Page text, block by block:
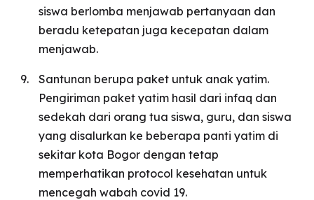
siswa berlomba menjawab pertanyaan dan
beradu ketepatan juga kecepatan dalam
menjawab.
Santunan berupa paket untuk anak yatim.
Pengiriman paket yatim hasil dari infaq dan
sedekah dari orang tua siswa, guru, dan siswa
yang disalurkan ke beberapa panti yatim di
sekitar kota Bogor dengan tetap
memperhatikan protocol kesehatan untuk
mencegah wabah covid 19.